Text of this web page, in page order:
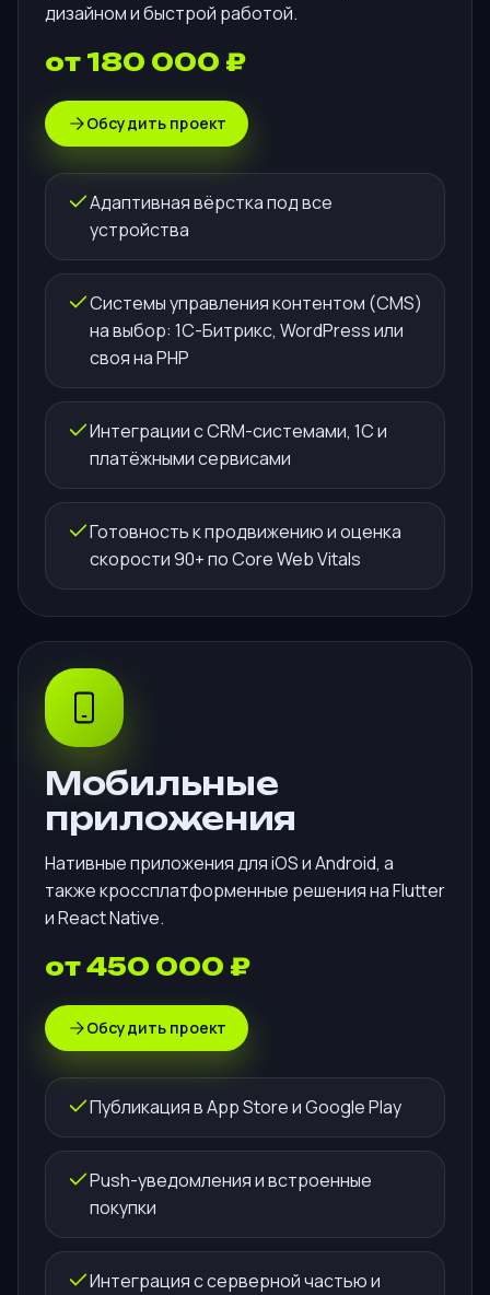
дизайном и быстрой работой.
от 180 000 ₽
Обсудить проект
Адаптивная вёрстка под все
устройства
Системы управления контентом (CMS)
на выбор: 1С-Битрикс, WordPress или
своя на PHP
Интеграции с CRM-системами, 1С и
платёжными сервисами
Готовность к продвижению и оценка
скорости 90+ по Core Web Vitals
Мобильные
приложения
Нативные приложения для iOS и Android, а
также кроссплатформенные решения на Flutter
и React Native.
от 450 000 ₽
Обсудить проект
Публикация в App Store и Google Play
Push-уведомления и встроенные
покупки
Интеграция с серверной частью и